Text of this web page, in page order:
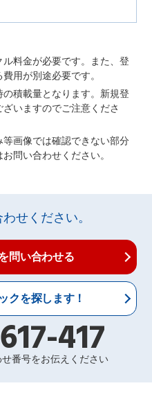
料金が必要です。また、登
用が別途必要です。
積載量となります。新規登
いますのでご注意くださ
画像では確認できない部分
問い合わせください。
せください。
問い合わせる
クを探します！
417
番号をお伝えください